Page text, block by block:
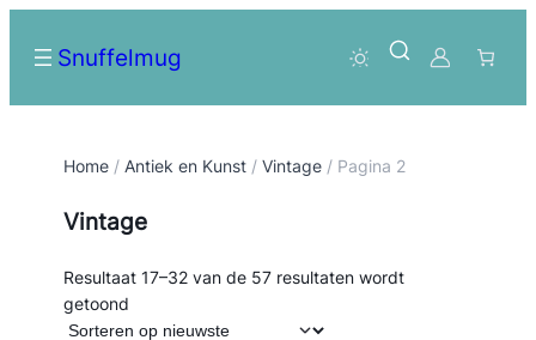
Snuffelmug
Home/ Antiek en Kunst/ Vintage/ Pagina 2
Vintage
Resultaat 17–32 van de 57 resultaten wordt
getoondGesorteerd
op